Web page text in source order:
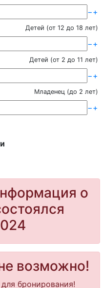
−+
Детей (от 12 до 18 лет)
−+
Детей (от 2 до 11 лет)
−+
Младенец (до 2 лет)
−+
о
возможно!
бронирования!